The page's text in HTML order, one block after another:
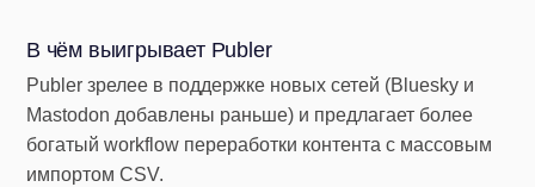
В чём выигрывает Publer
Publer зрелее в поддержке новых сетей (Bluesky и
Mastodon добавлены раньше) и предлагает более
богатый workflow переработки контента с массовым
импортом CSV.